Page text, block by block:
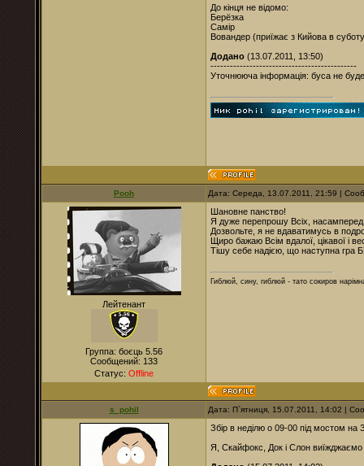
До кінця не відомо:
Берёзка
Самір
Вовандер (приїжає з Кийова в
Додано (13.07.2011, 13:50)
---------------------------------------------
Уточнююча інформація: буса не
Pooh Дата: Середа, 13.07.2011, 21:59 |
Лейтенант
Группа: боєць 5.56
Сообщений: 133
Статус: Offline
Шановне панство!
Я дуже перепрошу Всіх, насамперед
Дозвольте, я не вдаватимусь в
Щиро бажаю Всім вдалої, цікавої і
Тішу себе надією, що наступна гра
Гиблюй, сину, гиблюй - тато сокиров
s_pohil Дата: П`ятниця, 15.07.2011, 14:02 |
Збір в неділю о 09-00 під мостом на
Я, Скайфокс, Док і Слон виїжджаємо